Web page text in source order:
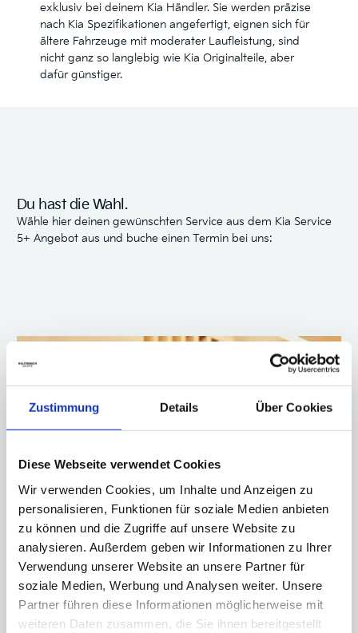
Zustimmung Details Über Cookies
Diese Webseite verwendet Cookies
Wir verwenden Cookies, um Inhalte und Anzeigen zu
personalisieren, Funktionen für soziale Medien anbieten
zu können und die Zugriffe auf unsere Website zu
analysieren. Außerdem geben wir Informationen zu Ihrer
Verwendung unserer Website an unsere Partner für
soziale Medien, Werbung und Analysen weiter. Unsere
Partner führen diese Informationen möglicherweise mit
weiteren Daten zusammen, die Sie ihnen bereitgestellt
exklusiv bei deinem Kia Händler. Sie werden präzise
nach Kia Spezifikationen angefertigt, eignen sich für
ältere Fahrzeuge mit moderater Laufleistung, sind
nicht ganz so langlebig wie Kia Originalteile, aber
dafür günstiger.
Du hast die Wahl.
Wähle hier deinen gewünschten Service aus dem Kia Service
5+ Angebot aus und buche einen Termin bei uns: